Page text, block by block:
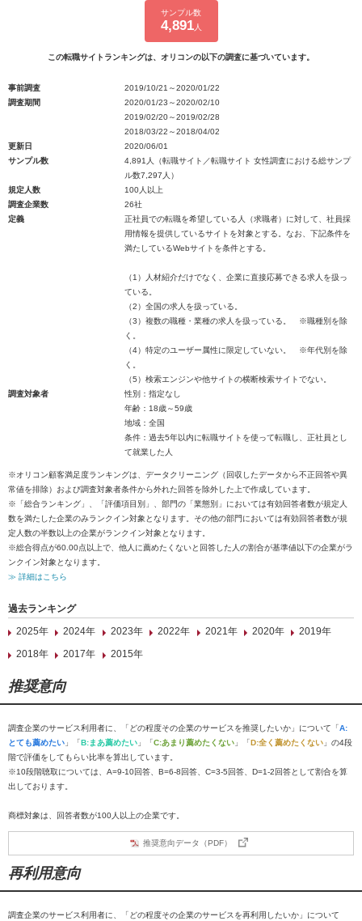
サンプル数
4,891人
この転職サイトランキングは、オリコンの以下の調査に基づいています。
事前調査
2019/10/21～2020/01/22
調査期間
2020/01/23～2020/02/10
2019/02/20～2019/02/28
2018/03/22～2018/04/02
更新日
2020/06/01
サンプル数
4,891人（転職サイト／転職サイト 女性調査における総サンプ
ル数7,297人）
規定人数
100人以上
調査企業数
26社
定義
正社員での転職を希望している人（求職者）に対して、社員採
用情報を提供しているサイトを対象とする。なお、下記条件を
満たしているWebサイトを条件とする。
（1）人材紹介だけでなく、企業に直接応募できる求人を扱っ
ている。
（2）全国の求人を扱っている。
（3）複数の職種・業種の求人を扱っている。 ※職種別を除
く。
（4）特定のユーザー属性に限定していない。 ※年代別を除
く。
（5）検索エンジンや他サイトの横断検索サイトでない。
調査対象者
性別：指定なし
年齢：18歳～59歳
地域：全国
条件：過去5年以内に転職サイトを使って転職し、正社員とし
て就業した人
※オリコン顧客満足度ランキングは、データクリーニング（回収したデータから不正回答や異
常値を排除）および調査対象者条件から外れた回答を除外した上で作成しています。
※「総合ランキング」、「評価項目別」、部門の「業態別」においては有効回答者数が規定人
数を満たした企業のみランクイン対象となります。その他の部門においては有効回答者数が規
定人数の半数以上の企業がランクイン対象となります。
※総合得点が60.00点以上で、他人に薦めたくないと回答した人の割合が基準値以下の企業がラ
ンクイン対象となります。
≫ 詳細はこちら
過去ランキング
2025年
2024年 2023年 2022年 2021年 2020年
2019年
2018年
2017年 2015年
推奨意向
調査企業のサービス利用者に、「どの程度その企業のサービスを推奨したいか」について「A:
とても薦めたい 」「B:まあ薦めたい 」「C:あまり薦めたくない 」「D:全く薦めたくない 」の4段
階で評価をしてもらい比率を算出しています。
※10段階聴取については、A=9-10回答、B=6-8回答、C=3-5回答、D=1-2回答として割合を算
出しております。
商標対象は、回答者数が100人以上の企業です。
推奨意向データ（PDF）
再利用意向
調査企業のサービス利用者に、「どの程度その企業のサービスを再利用したいか」について